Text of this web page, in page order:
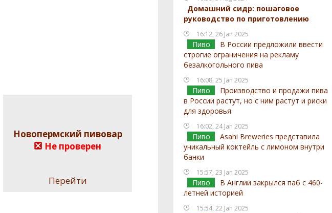
Домашний сидр: пошаговое
руководство по приготовлению
16:12, 26 Jan 2025
Пиво
В России предложили ввести
строгие ограничения на рекламу
безалкогольного пива
16:08, 25 Jan 2025
Пиво
Производство и продажи пива
в России растут, но с ним растут и риски
для здоровья
16:02, 24 Jan 2025
Пиво
Asahi Breweries представила
уникальный коктейль с лимоном внутри
банки
15:57, 23 Jan 2025
Пиво
В Англии закрылся паб с 460-
летней историей
15:54, 22 Jan 2025
Новопермский пивовар
Не проверен
Перейти